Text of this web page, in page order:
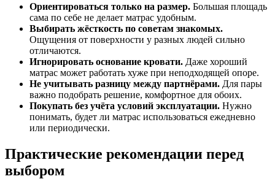
Ориентироваться только на размер. Большая площадь
сама по себе не делает матрас удобным.
Выбирать жёсткость по советам знакомых.
Ощущения от поверхности у разных людей сильно
отличаются.
Игнорировать основание кровати. Даже хороший
матрас может работать хуже при неподходящей опоре.
Не учитывать разницу между партнёрами. Для пары
важно подобрать решение, комфортное для обоих.
Покупать без учёта условий эксплуатации. Нужно
понимать, будет ли матрас использоваться ежедневно
или периодически.
Практические рекомендации перед
выбором